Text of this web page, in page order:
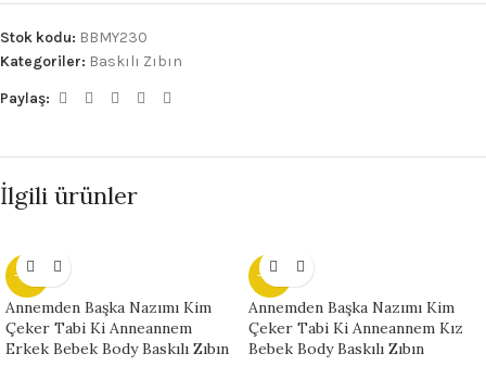
Stok kodu: BBMY230
Kategoriler: Baskılı Zıbın
Paylaş:
İlgili ürünler
- 28%
Annemden Başka Nazımı Kim
Çeker Tabi Ki Anneannem
Erkek Bebek Body Baskılı Zıbın
- 28%
Annemden Başka Nazımı Kim
Çeker Tabi Ki Anneannem Kız
Bebek Body Baskılı Zıbın